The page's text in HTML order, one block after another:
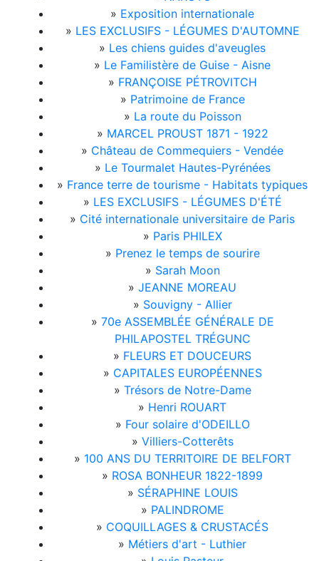
» Exposition internationale
» LES EXCLUSIFS - LÉGUMES D'AUTOMNE
» Les chiens guides d'aveugles
» Le Familistère de Guise - Aisne
» FRANÇOISE PÉTROVITCH
» Patrimoine de France
» La route du Poisson
» MARCEL PROUST 1871 - 1922
» Château de Commequiers - Vendée
» Le Tourmalet Hautes-Pyrénées
» France terre de tourisme - Habitats typiques
» LES EXCLUSIFS - LÉGUMES D'ÉTÉ
» Cité internationale universitaire de Paris
» Paris PHILEX
» Prenez le temps de sourire
» Sarah Moon
» JEANNE MOREAU
» Souvigny - Allier
» 70e ASSEMBLÉE GÉNÉRALE DE
PHILAPOSTEL TRÉGUNC
» FLEURS ET DOUCEURS
» CAPITALES EUROPÉENNES
» Trésors de Notre-Dame
» Henri ROUART
» Four solaire d'ODEILLO
» Villiers-Cotterêts
» 100 ANS DU TERRITOIRE DE BELFORT
» ROSA BONHEUR 1822-1899
» SÉRAPHINE LOUIS
» PALINDROME
» COQUILLAGES & CRUSTACÉS
» Métiers d'art - Luthier